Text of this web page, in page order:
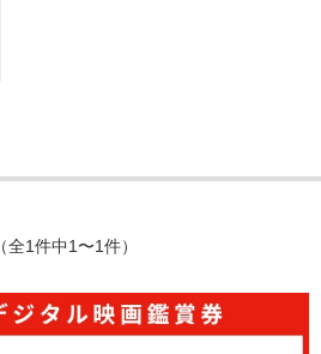
（全1件中1〜1件）